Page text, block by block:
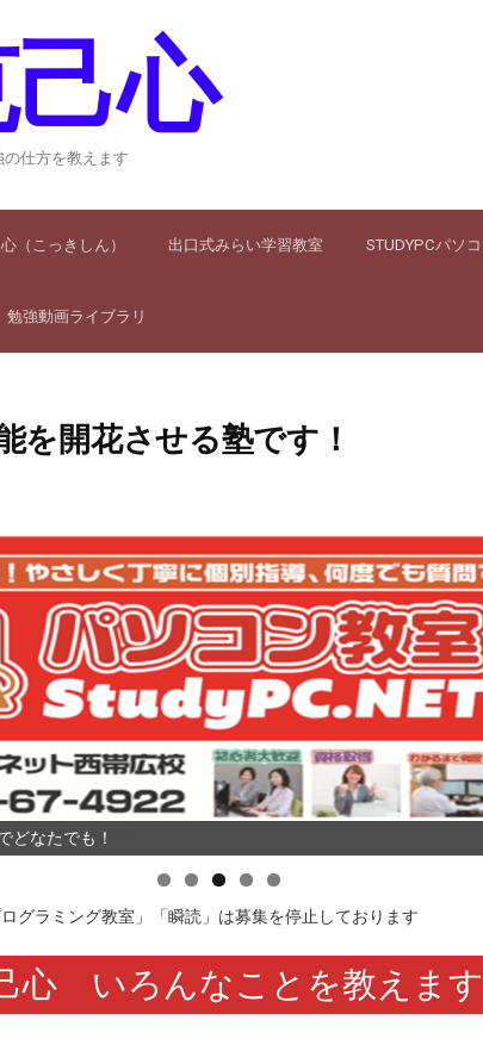
心
仕方を教えます
（こっきしん） 出口式みらい学習教室 STUDYPCパソ
勉強動画ライブラリ
を開花させる塾です！
どなたでも！
グラミング教室」「瞬読」は募集を停止しております
心 いろんなことを教えます